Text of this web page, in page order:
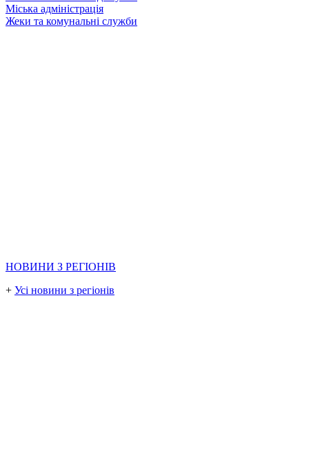
Міська адміністрація
Жеки та комунальні служби
НОВИНИ З РЕГІОНІВ
+ Усі новини з регіонів